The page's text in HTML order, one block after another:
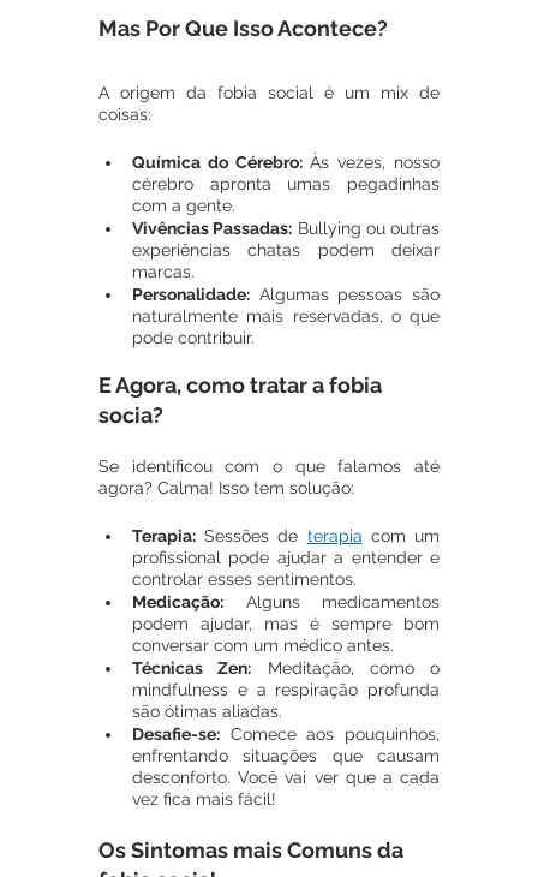
Mas Por Que Isso Acontece?
A origem da fobia social é um mix de
coisas:
Química do Cérebro: Às vezes, nosso
cérebro apronta umas pegadinhas
com a gente.
Vivências Passadas: Bullying ou outras
experiências chatas podem deixar
marcas.
Personalidade: Algumas pessoas são
naturalmente mais reservadas, o que
pode contribuir.
E Agora, como tratar a fobia
socia?
Se identificou com o que falamos até
agora? Calma! Isso tem solução:
Terapia: Sessões de terapia com um
profissional pode ajudar a entender e
controlar esses sentimentos.
Medicação: Alguns medicamentos
podem ajudar, mas é sempre bom
conversar com um médico antes.
Técnicas Zen: Meditação, como o
mindfulness e a respiração profunda
são ótimas aliadas.
Desafie-se: Comece aos pouquinhos,
enfrentando situações que causam
desconforto. Você vai ver que a cada
vez fica mais fácil!
Os Sintomas mais Comuns da